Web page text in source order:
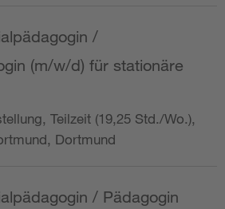
/
(m/w/d) für stationäre
Teilzeit (19,25 Std./Wo.),
Dortmund
/ Pädagogin